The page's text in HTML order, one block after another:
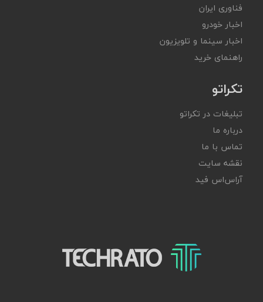
فناوری ایران
اخبار خودرو
اخبار سینما و تلویزیون
راهنمای خرید
تکراتو
تبلیغات در تکراتو
درباره ما
تماس با ما
نقشه سایت
آر‌اس‌اس فید
تکراتو – زندگی با تکنولوژی